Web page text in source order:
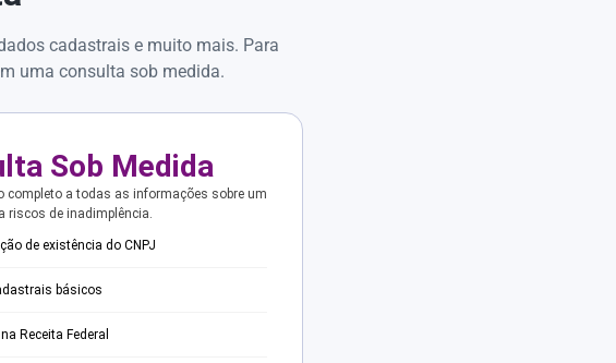
cadastrais e muito mais. Para
uma consulta sob medida.
Sob Medida
completo a todas as informações sobre um
riscos de inadimplência.
de existência do CNPJ
básicos
Receita Federal